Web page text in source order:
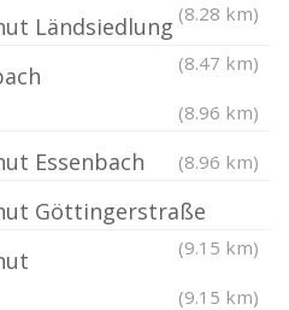
(8.28 km)
Ländsiedlung
(8.47 km)
(8.96 km)
Essenbach (8.96 km)
Göttingerstraße
(9.15 km)
(9.15 km)